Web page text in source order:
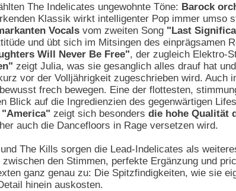
The Indelicates ungewohnte Töne: Barock
Klassik wirkt intelligenter Pop immer umso
Vocals vom zweiten Song "Last
und übt sich im Mitsingen des einprägsamen
Will Never Be Free", der zugleich Elektro-
zeigt Julia, was sie gesanglich alles drauf hat
vor der Volljährigkeit zugeschrieben wird. Auch
frech bewegen. Eine der flottesten,
Blick auf die Ingredienzien des gegenwärtigen
"America" zeigt sich besonders die hohe Qualität
auch die Dancefloors in Rage versetzen wird.
The Kills sorgen die Lead-Indelicates als
den Stimmen, perfekte Ergänzung und
ganz genau zu: Die Spitzfindigkeiten, wie sie
hinein auskosten.